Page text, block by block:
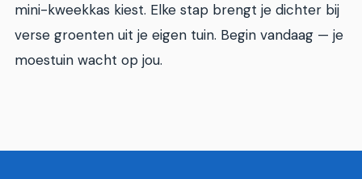
mini-kweekkas kiest. Elke stap brengt je dichter bij
verse groenten uit je eigen tuin. Begin vandaag — je
moestuin wacht op jou.